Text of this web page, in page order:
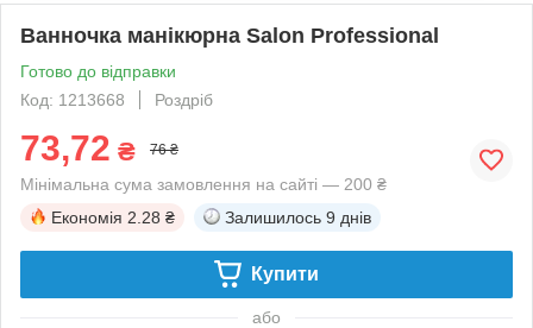
Ванночка манікюрна Salon Professional
Готово до відправки
Код: 1213668
Роздріб
73,72 ₴ 76 ₴
Мінімальна сума замовлення на сайті — 200 ₴
Економія 2.28 ₴ Залишилось 9 днів
Купити
або